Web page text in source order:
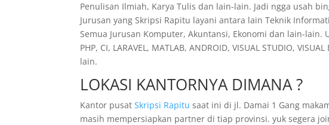
Penulisan Ilmiah, Karya Tulis dan lain-lain. Jadi ngga usah
Jurusan yang Skripsi Rapitu layani antara lain Teknik
Semua Jurusan Komputer, Akuntansi, Ekonomi dan lain-
PHP, CI, LARAVEL, MATLAB, ANDROID, VISUAL STUDIO,
lain.
LOKASI KANTORNYA DIMANA ?
Kantor pusatSkripsi Rapitu saat ini di jl. Damai 1 Gang
masih mempersiapkan partner di tiap provinsi. yuk segera